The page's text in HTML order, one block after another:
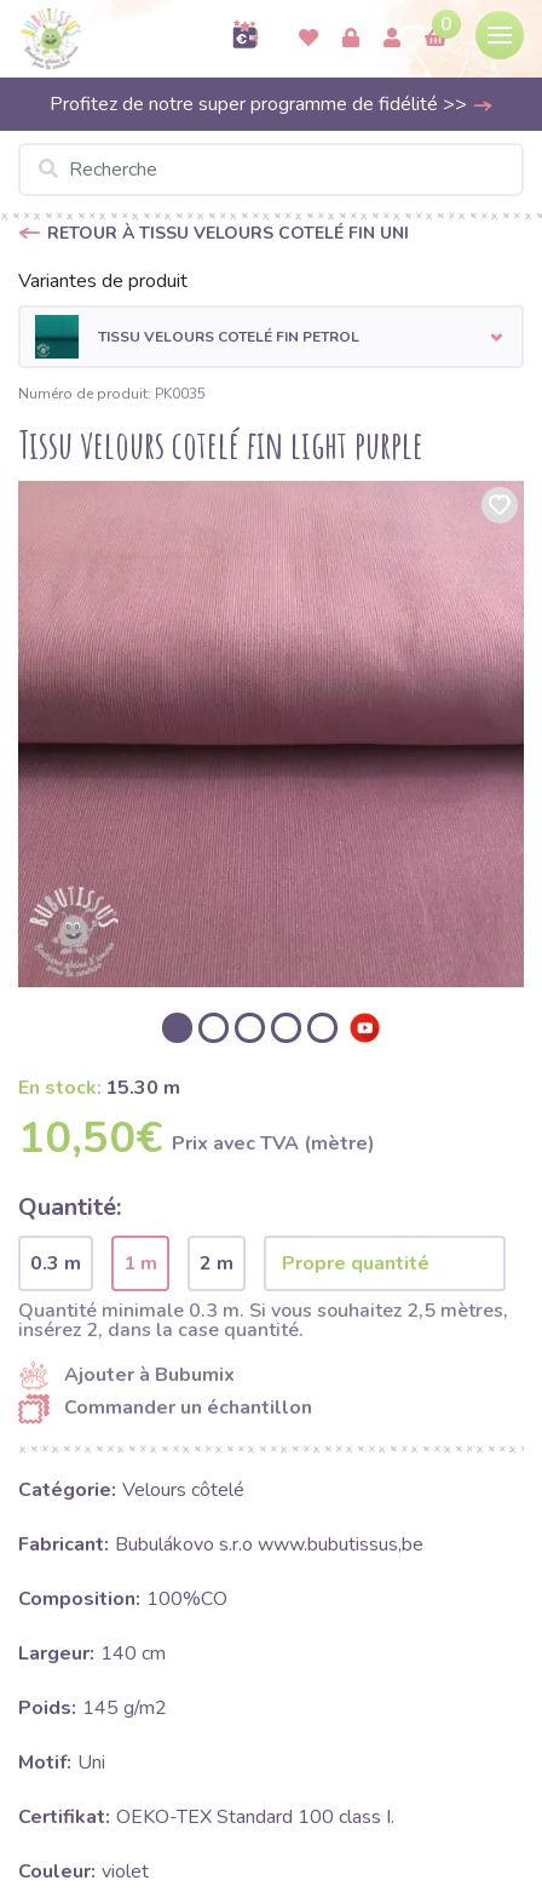
0
Profitez de notre super programme de fidélité >>
RETOUR À TISSU VELOURS COTELÉ FIN UNI
Variantes de produit
TISSU VELOURS COTELÉ FIN PETROL
Numéro de produit: PK0035
Tissu velours cotelé fin light purple
En stock: 15.30 m
10,50€ Prix ​​avec TVA (mètre)
Quantité:
0.3 m 1 m
2 m
Quantité minimale 0.3 m. Si vous souhaitez 2,5 mètres,
insérez 2, dans la case quantité.
Ajouter à Bubumix
Commander un échantillon
Catégorie: Velours côtelé
Fabricant: Bubulákovo s.r.o www.bubutissus,be
Composition: 100%CO
Largeur: 140 cm
Poids: 145 g/m2
Motif: Uni
Certifikat: OEKO-TEX Standard 100 class I.
Couleur: violet